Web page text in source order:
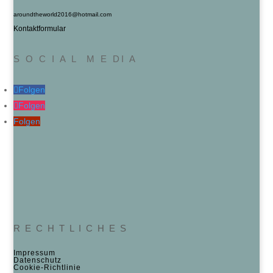
aroundtheworld2016@hotmail.com
Kontaktformular
S O C I A L M E DI A
Folgen
Folgen
Folgen
R E C H T L I C H E S
Impressum
Datenschutz
Cookie‑Richtlinie